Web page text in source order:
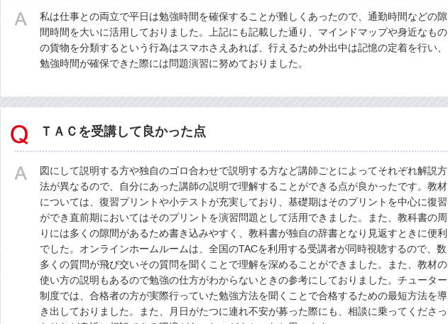
私は仕事との両立で平日は勉強時間を確保することが難しくあったので、通勤時間などの隙
間時間を大いに活用しておりました。上記にも記載した通り、マインドマップや身近なもの
の貨物を分類するという行為はスマホさえあれば、行えるため外出中は記憶の定着を行い、
勉強時間が確保できた際には問題演習に努めておりました。
ＴＡＣを受講して良かった点
図にして説明する方や独自のゴロ合わせで説明する方など講師ごとによってそれぞれ解説方
法が異なるので、自分にあった講師の説明で理解することができる点が良かったです。教材
については、復習プリントや小テストが充実しており、基礎期はそのプリントを中心に復習
ができ直前期においてはそのプリントを演習問題として活用できました。また、教科書の周
りには多くの隙間があるため書き込みやすく、教科書が独自の辞書となり見返すときに便利
でした。オンラインホームルームは、全国のTACを利用する受講者が同時視聴するので、数
多くの質問が飛び交いその質問を聞くことで理解を深めることができました。また、教材の
使い方の説明もあるので勉強の仕方がわからないときの参考にしておりました。チューター
制度では、合格者の方が実際行っていた勉強方法を聞くことで合格するための最短方法を導
き出しておりました。また、月日がたつに連れ不安が募った際にも、相談に乗ってくださっ